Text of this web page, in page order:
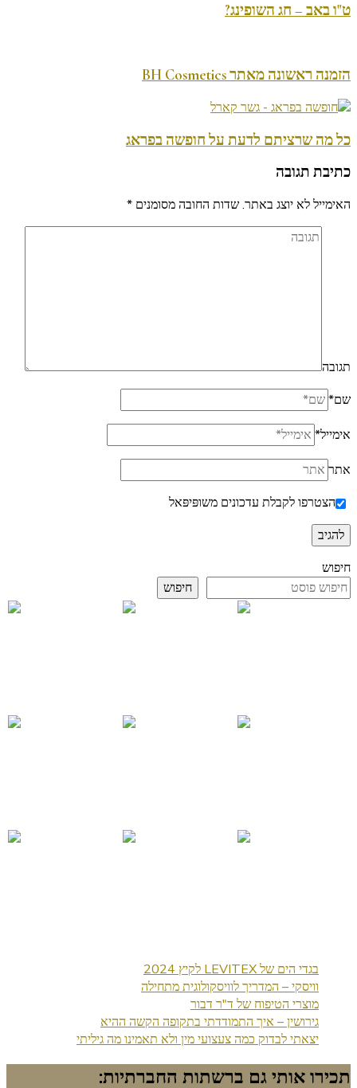
ט"ו באב – חג השופינג?
הזמנה ראשונה מאתר BH Cosmetics
כל מה שרציתם לדעת על חופשה בפראג
כתיבת תגובה
האימייל לא יוצג באתר.שדות החובה מסומנים *
תגובה
שם*
אימייל*
אתר
הצטרפו לקבלת עדכונים משופּיפּאל
חיפוש
חיפוש
בגדי הים של LEVITEX לקיץ 2024
וויסקי – המדריך לוויסקולוגית מתחילה
מוצרי הטיפוח של ד"ר דבור
גירושין – איך התמודדתי בתקופה הקשה ההיא
יצאתי לבדוק כמה צעצועי מין ולא תאמינו מה גיליתי
תכירו אותי גם ברשתות החברתיות: